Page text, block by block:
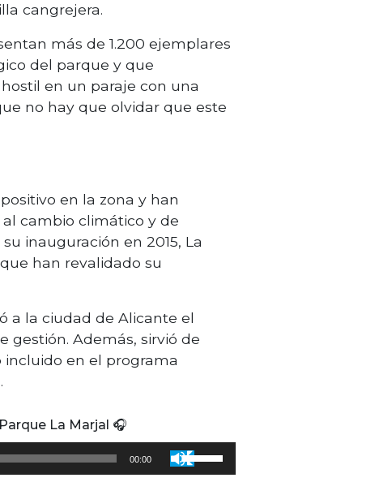
cangrejera.
más de 1.200 ejemplares
del parque y que
en un paraje con una
no hay que olvidar que este
en la zona y han
cambio climático y de
inauguración en 2015, La
han revalidado su
a la ciudad de Alicante el
gestión. Además, sirvió de
incluido en el programa
La Marjal 🎧
00:00
Utiliza
las